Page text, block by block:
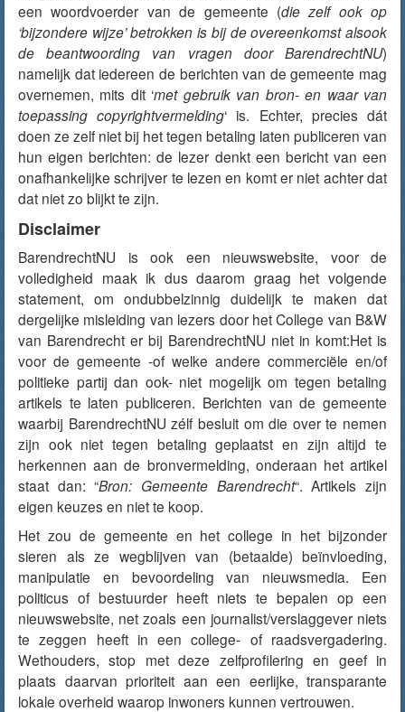
een woordvoerder van de gemeente (die zelf ook op
‘bijzondere wijze’ betrokken is bij de overeenkomst alsook
de beantwoording van vragen door BarendrechtNU)
namelijk dat iedereen de berichten van de gemeente mag
overnemen, mits dit ‘met gebruik van bron- en waar van
toepassing copyrightvermelding‘ is. Echter, precies dát
doen ze zelf niet bij het tegen betaling laten publiceren van
hun eigen berichten: de lezer denkt een bericht van een
onafhankelijke schrijver te lezen en komt er niet achter dat
dat niet zo blijkt te zijn.
Disclaimer
BarendrechtNU is ook een nieuwswebsite, voor de
volledigheid maak ik dus daarom graag het volgende
statement, om ondubbelzinnig duidelijk te maken dat
dergelijke misleiding van lezers door het College van B&W
van Barendrecht er bij BarendrechtNU niet in komt:Het is
voor de gemeente -of welke andere commerciële en/of
politieke partij dan ook- niet mogelijk om tegen betaling
artikels te laten publiceren. Berichten van de gemeente
waarbij BarendrechtNU zélf besluit om die over te nemen
zijn ook niet tegen betaling geplaatst en zijn altijd te
herkennen aan de bronvermelding, onderaan het artikel
staat dan: “Bron: Gemeente Barendrecht“. Artikels zijn
eigen keuzes en niet te koop.
Het zou de gemeente en het college in het bijzonder
sieren als ze wegblijven van (betaalde) beïnvloeding,
manipulatie en bevoordeling van nieuwsmedia. Een
politicus of bestuurder heeft niets te bepalen op een
nieuwswebsite, net zoals een journalist/verslaggever niets
te zeggen heeft in een college- of raadsvergadering.
Wethouders, stop met deze zelfprofilering en geef in
plaats daarvan prioriteit aan een eerlijke, transparante
lokale overheid waarop inwoners kunnen vertrouwen.